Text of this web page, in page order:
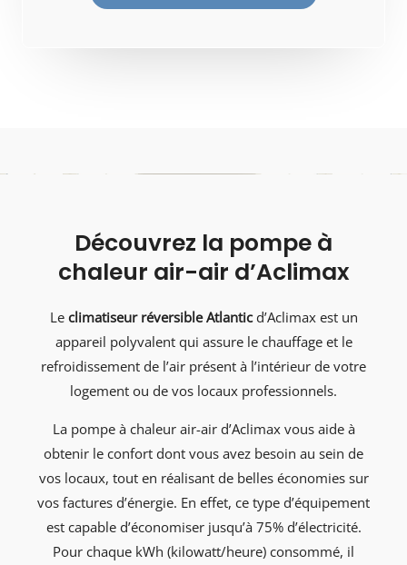
Découvrez la pompe à
chaleur air-air d’Aclimax
Le climatiseur réversible Atlanticd’Aclimax est un
appareil polyvalent qui assure le chauffage et le
refroidissement de l’air présent à l’intérieur de votre
logement ou de vos locaux professionnels.
La pompe à chaleur air-air d’Aclimax vous aide à
obtenir le confort dont vous avez besoin au sein de
vos locaux, tout en réalisant de belles économies sur
vos factures d’énergie. En effet, ce type d’équipement
est capable d’économiser jusqu’à 75% d’électricité.
Pour chaque kWh (kilowatt/heure) consommé, il